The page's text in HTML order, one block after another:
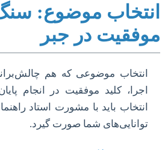
انتخاب موضوع:
موفقیت در جبر
انتخاب موضوعی که هم
اجرا، کلید موفقیت در انجام
انتخاب باید با مشورت استاد
توانایی‌های شما صورت گیرد.